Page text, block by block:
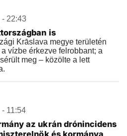
- 22:43
is
Krāslava megye területén
vízbe érkezve felrobbant; a
meg – közölte a lett
11:54
az ukrán drónincidens
és kormánya